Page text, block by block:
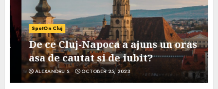
SpotOn Cluj
De ce Cluj-Napoca a ajuns un oras
asa de cautat si de iubit?
ALEXANDRU S. OCTOBER 25, 2023